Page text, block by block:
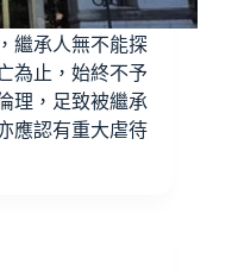
繼承人無不能探
為止，始終不予
理，足致被繼承
應認有重大虐待